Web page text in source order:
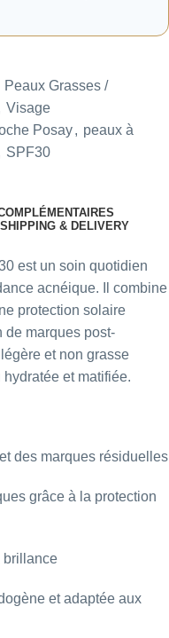
Peaux Grasses /
Visage
Posay, peaux à
SPF30
SHIPPING & DELIVERY
est un soin quotidien
acnéique. Il combine
protection solaire
de marques post-
et non grasse
et matifiée.​
des marques résiduelles
grâce à la protection
brillance
et adaptée aux